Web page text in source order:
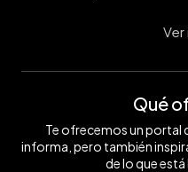
Ver
Qué
Te ofrecemos un portal
informa, pero también
de lo que está